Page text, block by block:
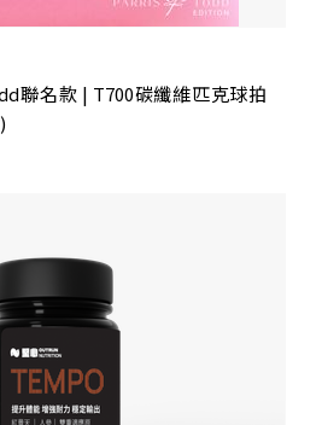
聯名款 | T700碳纖維匹克球拍